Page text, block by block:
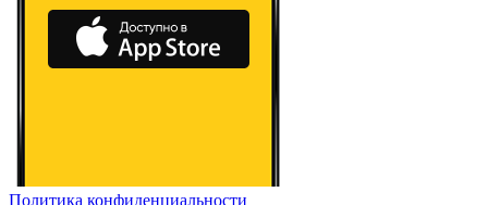
Политика конфиденциальности